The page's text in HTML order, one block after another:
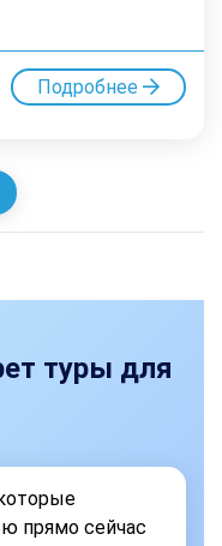
Подробнее
туры для
прямо сейчас